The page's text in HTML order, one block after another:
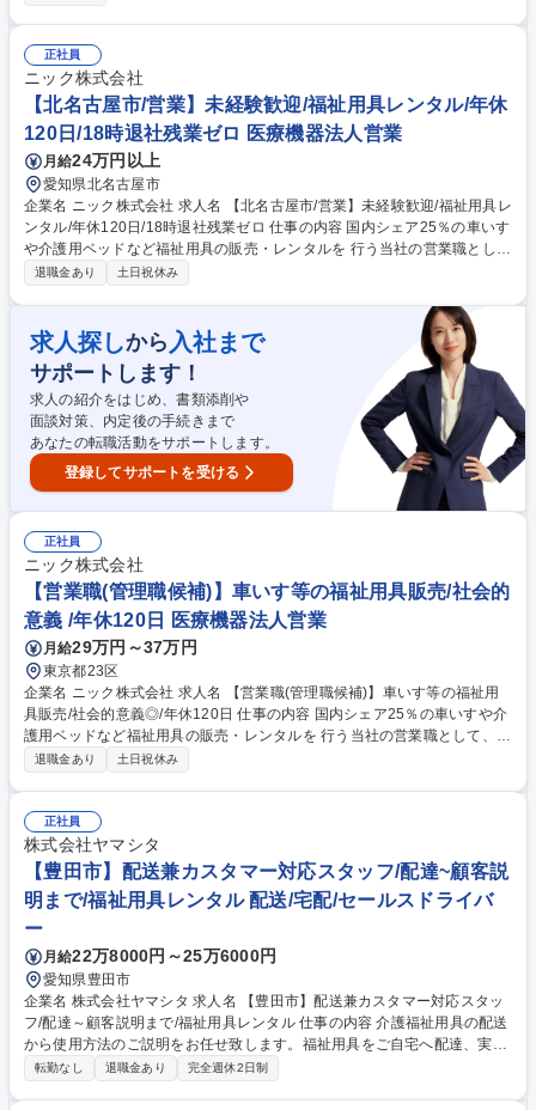
用具の選定と提案、取扱説明、納品まで。また半年に一度、納品した商品
のチェックや利用者様の状態を確認し、必要に応じて用具の再選定を行う
など顧客サポートにも力を入れており、1人1人の要望を汲み取った営業を
行うことができます。営業1名あたり100名前後のお客様を担当します
が、長期の関係構築ができる場合も多くあります。 募集職種 【旭川/営
業】未経験歓迎/福祉用具レンタル/年間休日120日/18時退社残業ゼロ！
正社員
ニック株式会社
【北名古屋市/営業】未経験歓迎/福祉用具レンタル/年休
120日/18時退社残業ゼロ 医療機器法人営業
月給24万円以上
愛知県北名古屋市
企業名 ニック株式会社 求人名 【北名古屋市/営業】未経験歓迎/福祉用具レ
ンタル/年休120日/18時退社残業ゼロ 仕事の内容 国内シェア25％の車いす
や介護用ベッドなど福祉用具の販売・レンタルを 行う当社の営業職とし
て、病院や福祉施設に対する法人営業(販売メイン) と、個人の利用者様向
ジャーやユーザーへのヒアリング（身体状況・住宅状況など）から、福祉
用具の選定と提案、取扱説明、納品まで。また半年に一度、納品した商品
のチェックや利用者様の状態を確認し、必要に応じて用具の再選定を行う
など顧客サポートにも力を入れており、1人1人の要望を汲み取った営業を
行うことができます。営業1名あたり100名前後のお客様を担当します
が、長期の関係構築ができる場合も多くあります。 募集職種 【北名古屋
市/営業】未経験歓迎/福祉用具レンタル/年休120日/18時退社残業ゼロ
退職金あり 土日祝休み
求人探しから 入社まで
サポートします！
求人の紹介をはじめ、書類添削や
面談対策、内定後の手続きまで
あなたの転職活動をサポートします。
登録してサポートを受ける
正社員
ニック株式会社
【営業職(管理職候補)】車いす等の福祉用具販売/社会的
意義 /年休120日 医療機器法人営業
月給29万円～37万円
東京都23区
企業名 ニック株式会社 求人名 【営業職(管理職候補)】車いす等の福祉用
具販売/社会的意義◎/年休120日 仕事の内容 国内シェア25％の車いすや介
護用ベッドなど福祉用具の販売・レンタルを 行う当社の営業職として、病
院や福祉施設に対する法人営業(販売メイン) と、個人の利用者様向けの営
選定と提案、取扱説明、納品まで。また半年に一度、納品した商品のチェ
ックや利用者様の状態を確認し、必要に応じて用具の再選定を行うなど顧
客サポートにも力を入れており、1人1人の要望を汲み取った営業を行うこ
とができます。営業1名あたり100名前後のお客様を担当しますが、長期
の関係構築ができる場合も多くあります。 募集職種 【営業職(管理職候
補)】車いす等の福祉用具販売/社会的意義◎/年休120日
退職金あり 土日祝休み
正社員
株式会社ヤマシタ
【豊田市】配送兼カスタマー対応スタッフ/配達~顧客説
明まで/福祉用具レンタル 配送/宅配/セールスドライバ
ー
月給22万8000円～25万6000円
愛知県豊田市
企業名 株式会社ヤマシタ 求人名 【豊田市】配送兼カスタマー対応スタッ
フ/配達～顧客説明まで/福祉用具レンタル 仕事の内容 介護福祉用具の配送
から使用方法のご説明をお任せ致します。福祉用具をご自宅へ配達、実際
使用されるお部屋へ訪問、使用方法・注意事項の説明までご担当いただき
転勤なし 退職金あり 完全週休2日制